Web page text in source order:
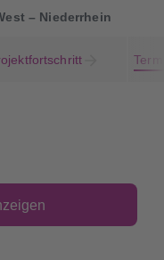
– Niederrhein